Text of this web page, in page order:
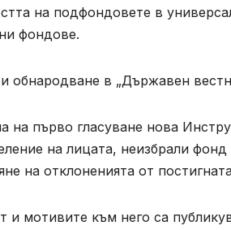
на подфондовете в
фондове.
обнародване в „Държавен
на първо гласуване нова
на лицата, неизбрали
на отклоненията от
и мотивите към него са